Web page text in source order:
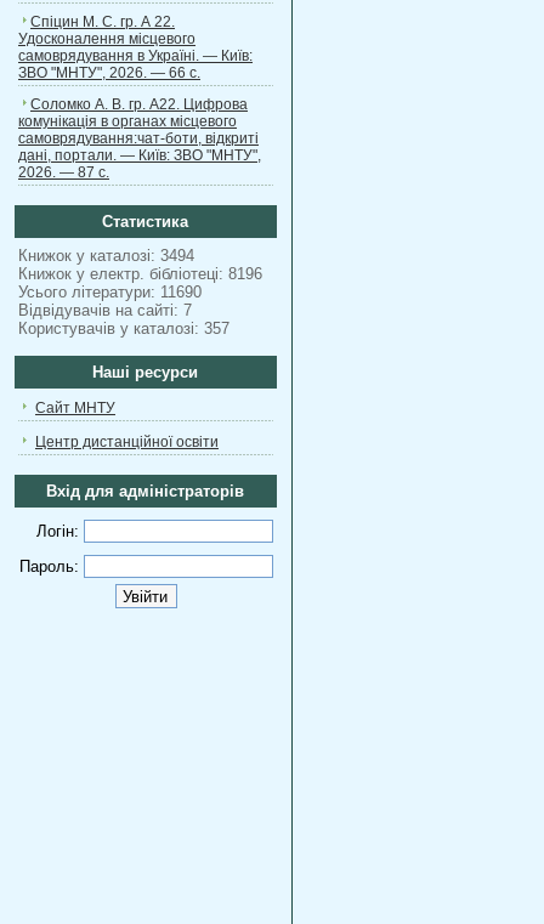
Спіцин М. С. гр. А 22.
Удосконалення місцевого
самоврядування в Україні. — Київ:
ЗВО "МНТУ", 2026. — 66 с.
Соломко А. В. гр. А22. Цифрова
комунікація в органах місцевого
самоврядування:чат-боти, відкриті
дані, портали. — Київ: ЗВО "МНТУ",
2026. — 87 с.
Статистика
Книжок у каталозі: 3494
Книжок у електр. бібліотеці: 8196
Усього літератури: 11690
Відвідувачів на сайті: 7
Користувачів у каталозі: 357
Наші ресурси
Сайт МНТУ
Центр дистанційної освіти
Вхід для адміністраторів
Логін:
Пароль: